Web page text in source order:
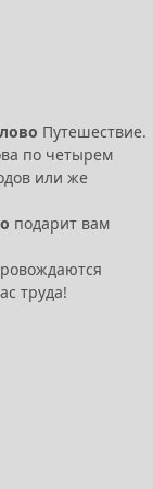
Путешествие.
по четырем
или же
подарит вам
труда!